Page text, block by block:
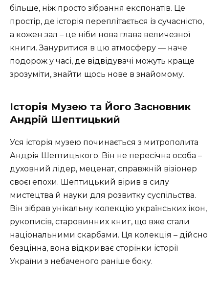
більше, ніж просто зібрання експонатів. Це
простір, де історія переплітається із сучасністю,
а кожен зал – це ніби нова глава величезної
книги. Зануритися в цю атмосферу — наче
подорож у часі, де відвідувачі можуть краще
зрозуміти, знайти щось нове в знайомому.
Історія Музею та Його Засновник
Андрій Шептицький
Уся історія музею починається з митрополита
Андрія Шептицького. Він не пересічна особа –
духовний лідер, меценат, справжній візіонер
своєї епохи. Шептицький вірив в силу
мистецтва й науки для розвитку суспільства.
Він зібрав унікальну колекцію українських ікон,
рукописів, старовинних книг, що вже стали
національними скарбами. Ця колекція – дійсно
безцінна, вона відкриває сторінки історії
України з небаченого раніше боку.